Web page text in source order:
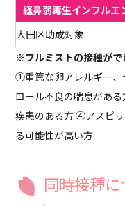
大田区助成対象
※フルミストの接種がで
①重篤な卵アレルギー
ロール不良の喘息があ
疾患のある方 ④アスピ
る可能性が高い方
同時接種に